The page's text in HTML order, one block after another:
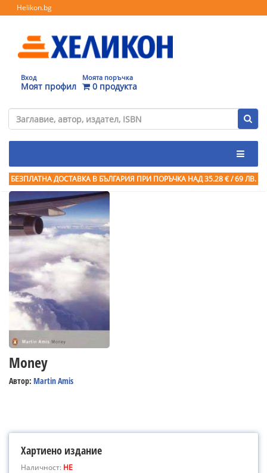
Helikon.bg
Вход
Моят профил
Моята поръчка
0 продукта
БЕЗПЛАТНА ДОСТАВКА В БЪЛГАРИЯ ПРИ ПОРЪЧКА НАД 35.28 € / 69 ЛВ.
Money
Автор: Martin Amis
Хартиено издание
Наличност: НЕ